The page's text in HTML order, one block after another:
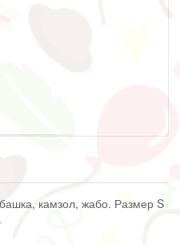
камзол, жабо. Размер S